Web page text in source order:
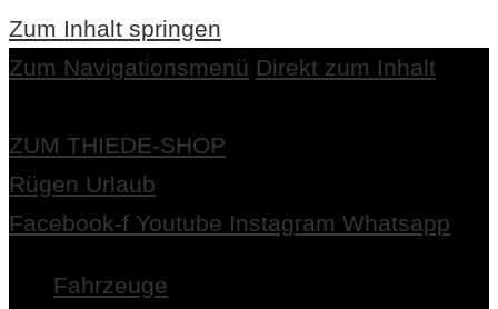
Zum Inhalt springen
Zum Navigationsmenü Direkt zum Inhalt
ZUM THIEDE-SHOP
Rügen Urlaub
Facebook-f Youtube Instagram Whatsapp
Fahrzeuge